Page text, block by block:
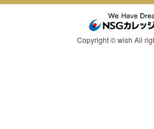
Copyright © wish All